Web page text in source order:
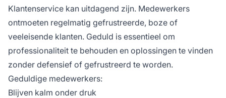
Klantenservice kan uitdagend zijn. Medewerkers
ontmoeten regelmatig gefrustreerde, boze of
veeleisende klanten. Geduld is essentieel om
professionaliteit te behouden en oplossingen te vinden
zonder defensief of gefrustreerd te worden.
Geduldige medewerkers:
Blijven kalm onder druk